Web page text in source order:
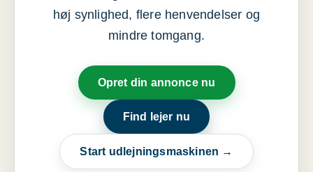
høj synlighed, flere henvendelser og
mindre tomgang.
Opret din annonce nu
Find lejer nu
Start udlejningsmaskinen →